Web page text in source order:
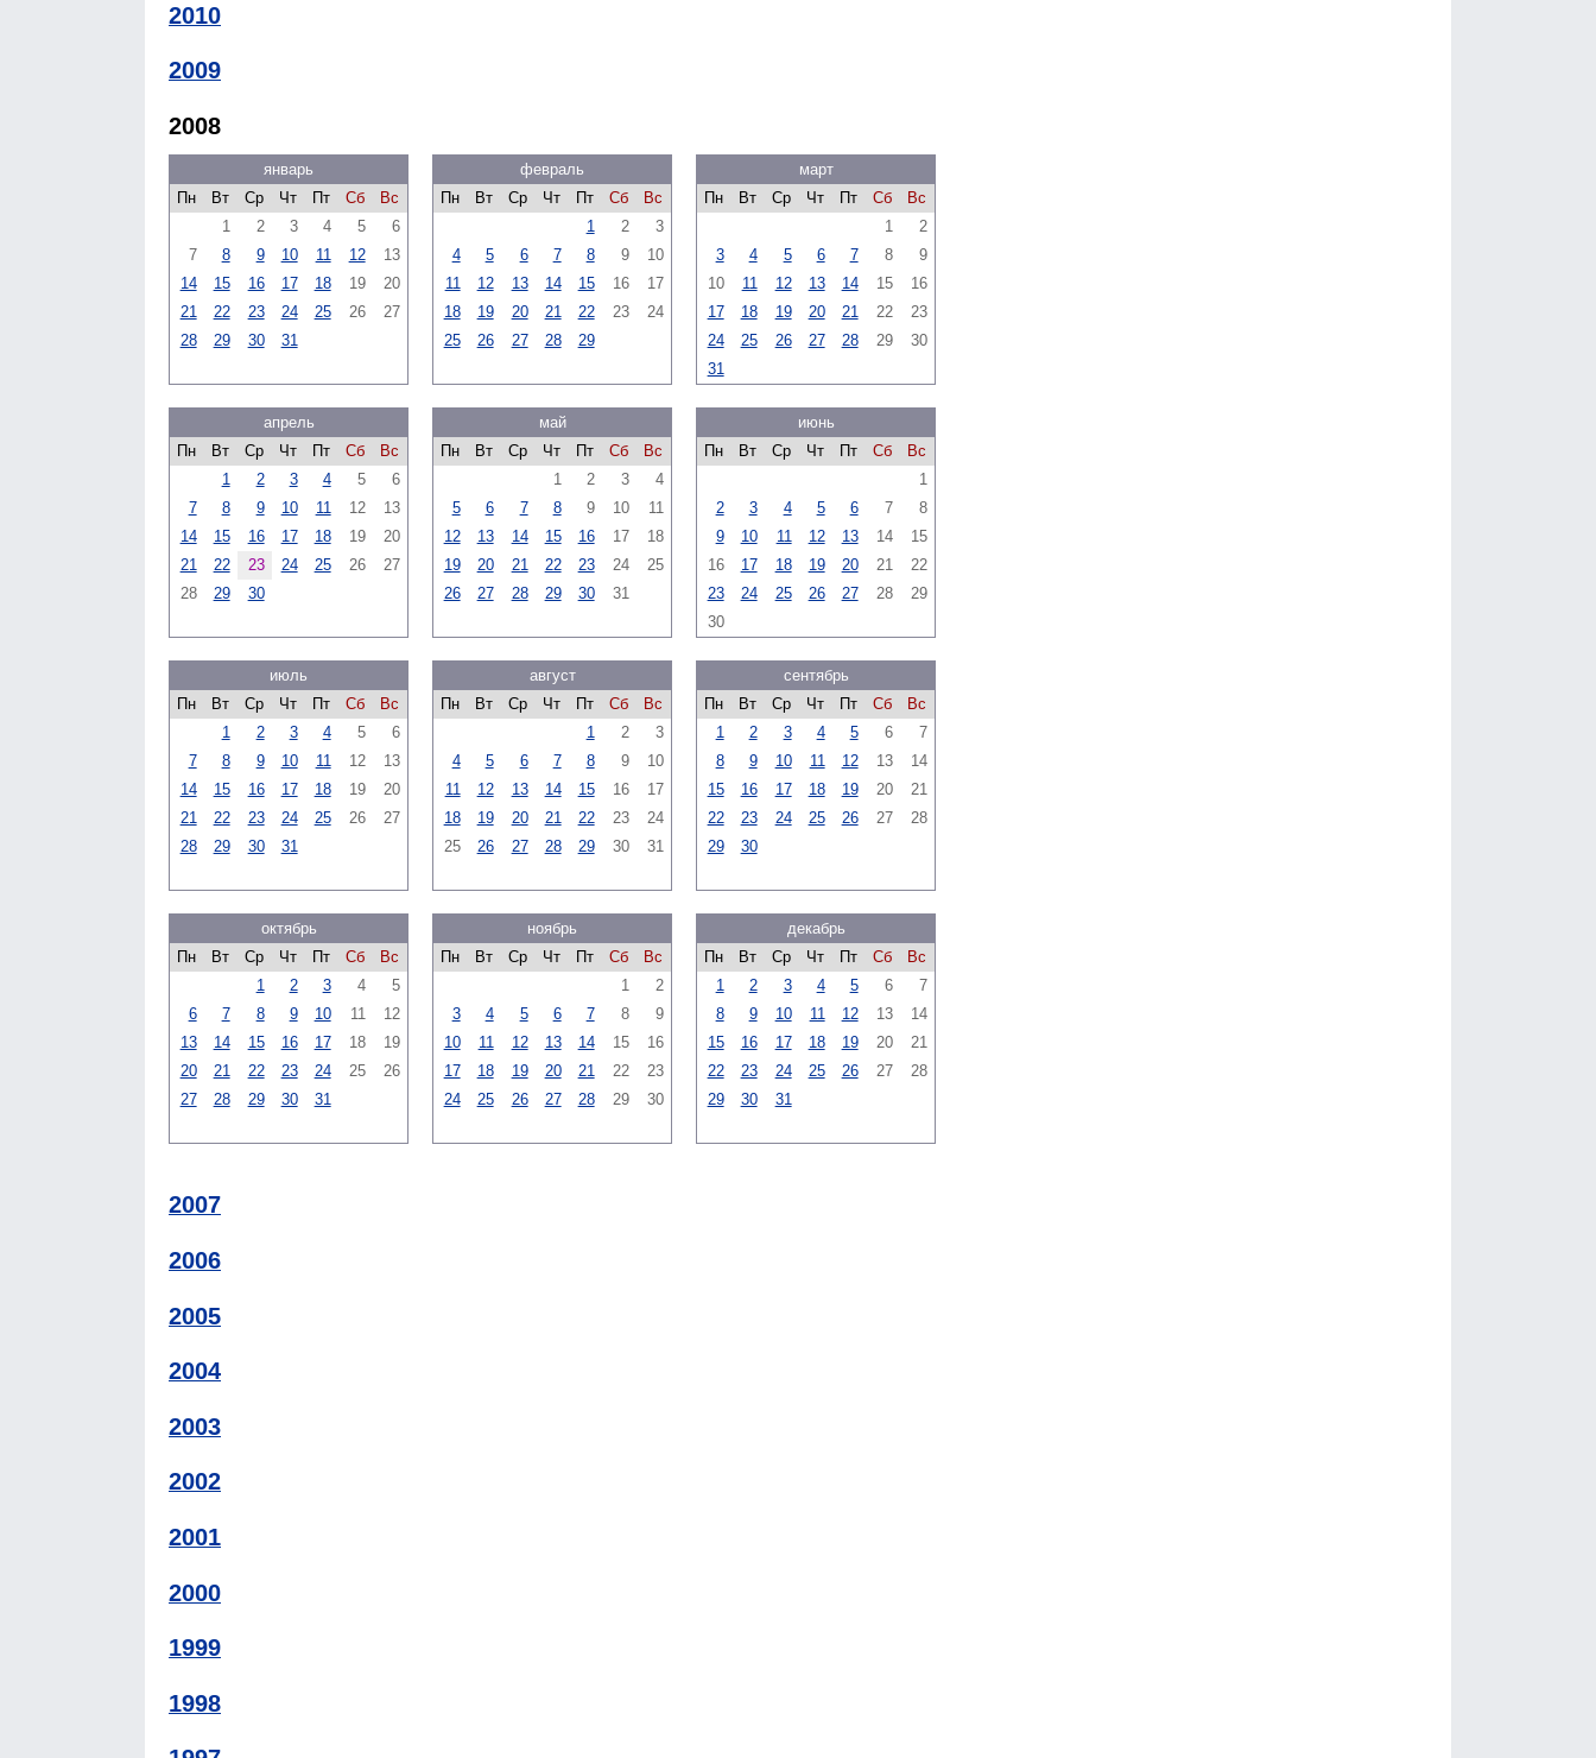
2010
2009
2008
январь
Пн
Вт Ср Чт Пт Сб
Вс
1
2 3 4 5
6
7
8 9 10 11 12
13
14
15 16 17 18 19
20
21
22 23 24 25 26
27
28
29 30 31
февраль
Пн
Вт Ср Чт Пт Сб
Вс
1
2
3
4
5 6 7 8 9
10
11
12 13 14 15 16
17
18
19 20 21 22 23
24
25
26 27 28 29
март
Пн
Вт Ср Чт Пт Сб
Вс
1
2
3
4 5 6 7 8
9
10
11 12 13 14 15
16
17
18 19 20 21 22
23
24
25 26 27 28 29
30
31
апрель
Пн
Вт Ср Чт Пт Сб
Вс
1
2 3 4 5
6
7
8 9 10 11 12
13
14
15 16 17 18 19
20
21
22 23 24 25 26
27
28
29 30
май
Пн
Вт Ср Чт Пт Сб
Вс
1
2 3
4
5
6 7 8 9 10
11
12
13 14 15 16 17
18
19
20 21 22 23 24
25
26
27 28 29 30 31
июнь
Пн
Вт Ср Чт Пт Сб
Вс
1
2
3 4 5 6 7
8
9
10 11 12 13 14
15
16
17 18 19 20 21
22
23
24 25 26 27 28
29
30
июль
Пн
Вт Ср Чт Пт Сб
Вс
1
2 3 4 5
6
7
8 9 10 11 12
13
14
15 16 17 18 19
20
21
22 23 24 25 26
27
28
29 30 31
август
Пн
Вт Ср Чт Пт Сб
Вс
1
2
3
4
5 6 7 8 9
10
11
12 13 14 15 16
17
18
19 20 21 22 23
24
25
26 27 28 29 30 31
сентябрь
Пн
Вт Ср Чт Пт Сб
Вс
1
2 3 4 5 6
7
8
9 10 11 12 13
14
15
16 17 18 19 20
21
22
23 24 25 26 27
28
29
30
октябрь
Пн
Вт Ср Чт Пт Сб
Вс
1
2 3 4
5
6
7 8 9 10 11
12
13
14 15 16 17 18
19
20
21 22 23 24 25
26
27
28 29 30 31
ноябрь
Пн
Вт Ср Чт Пт Сб
Вс
1
2
3
4 5 6 7 8
9
10
11 12 13 14 15
16
17
18 19 20 21 22
23
24
25 26 27 28 29 30
декабрь
Пн
Вт Ср Чт Пт Сб
Вс
1
2 3 4 5 6
7
8
9 10 11 12 13
14
15
16 17 18 19 20
21
22
23 24 25 26 27
28
29
30 31
2007
2006
2005
2004
2003
2002
2001
2000
1999
1998